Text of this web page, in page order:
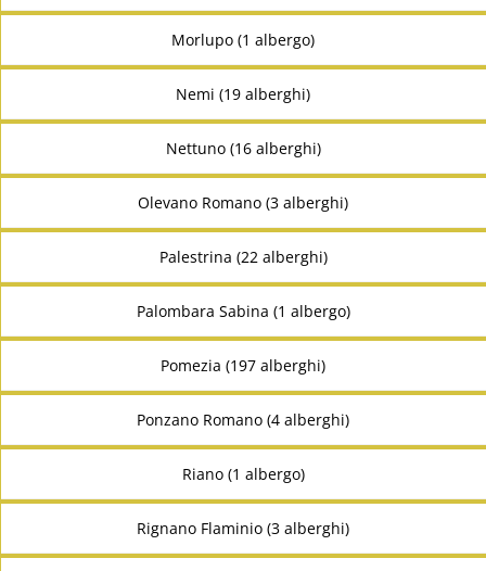
Morlupo (1 albergo)
Nemi (19 alberghi)
Nettuno (16 alberghi)
Olevano Romano (3 alberghi)
Palestrina (22 alberghi)
Palombara Sabina (1 albergo)
Pomezia (197 alberghi)
Ponzano Romano (4 alberghi)
Riano (1 albergo)
Rignano Flaminio (3 alberghi)